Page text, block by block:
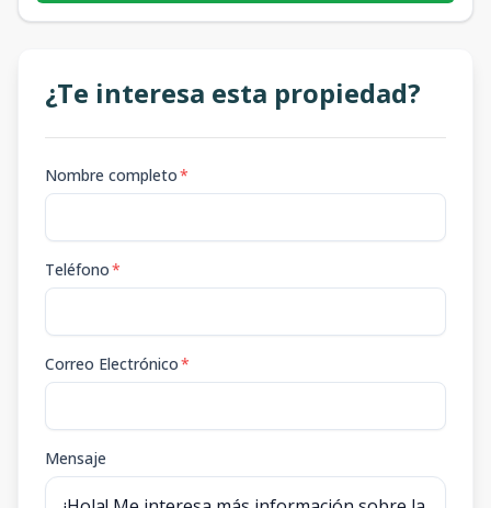
¿Te interesa esta propiedad?
Nombre completo*
Teléfono*
Correo Electrónico*
Mensaje